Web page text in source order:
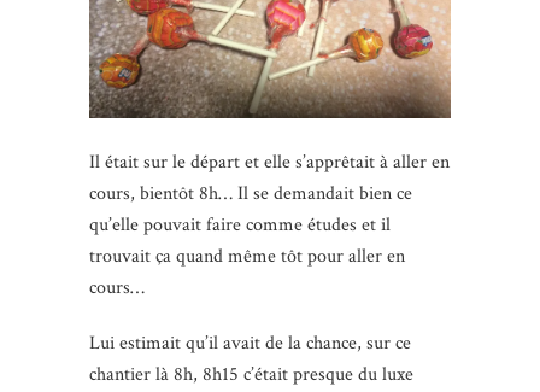
Il était sur le départ et elle s’apprêtait à aller en
cours, bientôt 8h… Il se demandait bien ce
qu’elle pouvait faire comme études et il
trouvait ça quand même tôt pour aller en
cours…
Lui estimait qu’il avait de la chance, sur ce
chantier là 8h, 8h15 c’était presque du luxe